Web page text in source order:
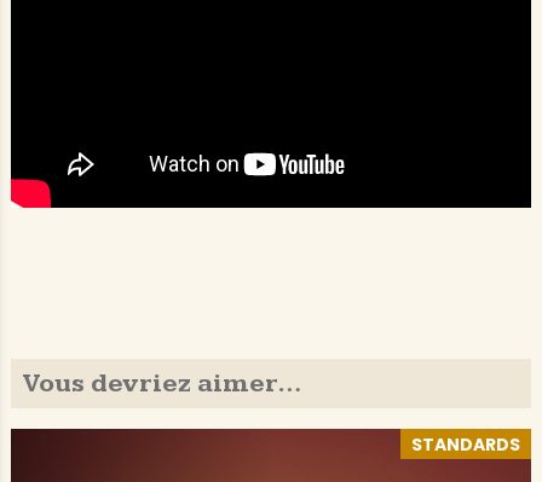
Vous devriez aimer…
STANDARDS